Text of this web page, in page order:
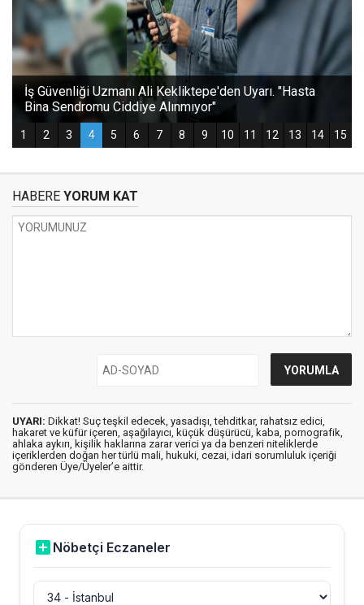
HABERE YORUM KAT
UYARI: Dikkat! Suç teşkil edecek, yasadışı, tehditkar, rahatsız edici,
hakaret ve küfür içeren, aşağılayıcı, küçük düşürücü, kaba, pornografik,
ahlaka aykırı, kişilik haklarına zarar verici ya da benzeri niteliklerde
içeriklerden doğan her türlü mali, hukuki, cezai, idari sorumluluk içeriği
gönderen Üye/Üyeler’e aittir.